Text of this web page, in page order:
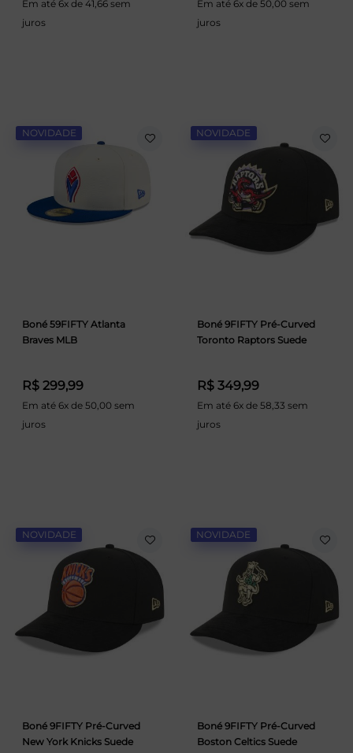
Em até 6x de 41,66 sem
juros
Em até 6x de 50,00 sem
juros
NOVIDADE
Boné 59FIFTY Atlanta
Braves MLB
R$ 299,99
Em até 6x de 50,00 sem
juros
NOVIDADE
Boné 9FIFTY Pré-Curved
Toronto Raptors Suede
R$ 349,99
Em até 6x de 58,33 sem
juros
NOVIDADE
Boné 9FIFTY Pré-Curved
New York Knicks Suede
NOVIDADE
Boné 9FIFTY Pré-Curved
Boston Celtics Suede